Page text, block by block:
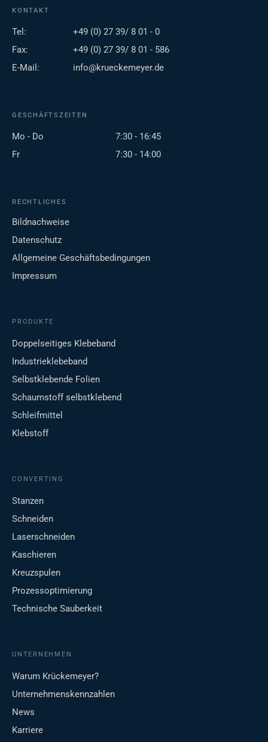
KONTAKT
Tel:
+49 (0) 27 39/ 8 01 - 0
Fax:
+49 (0) 27 39/ 8 01 - 586
E-Mail:
info@krueckemeyer.de
GESCHÄFTSZEITEN
Mo - Do
7:30 - 16:45
Fr
7:30 - 14:00
RECHTLICHES
Bildnachweise
Datenschutz
Allgemeine Geschäftsbedingungen
Impressum
PRODUKTE
Doppelseitiges Klebeband
Industrieklebeband
Selbstklebende Folien
Schaumstoff selbstklebend
Schleifmittel
Klebstoff
CONVERTING
Stanzen
Schneiden
Laserschneiden
Kaschieren
Kreuzspulen
Prozessoptimierung
Technische Sauberkeit
UNTERNEHMEN
Warum Krückemeyer?
Unternehmenskennzahlen
News
Karriere